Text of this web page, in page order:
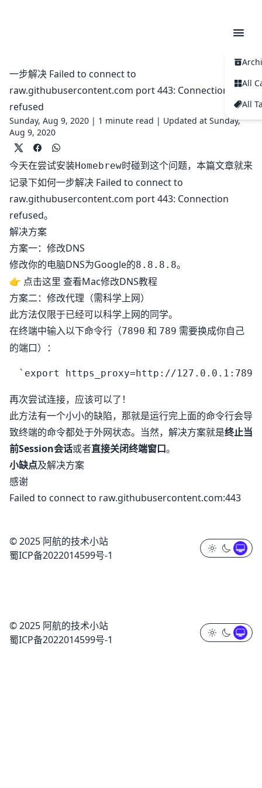
All
All
一步解决 Failed to connect to
raw.githubusercontent.com port 443: Connection
refused
Sunday, Aug 9, 2020 | 1 minute read | Updated at Sunday,
Aug 9, 2020
今天在尝试安装Homebrew时碰到这个问题，本篇文章就来
记录下如何一步解决 Failed to connect to
raw.githubusercontent.com port 443: Connection
refused。
解决方案
方案一：修改DNS
修改你的电脑DNS为Google的8.8.8.8。
👉 点击这里 查看Mac修改DNS教程
方案二：修改代理（需科学上网）
此方法仅限于已经可以科学上网的同学。
在终端中输入以下命令行（7890 和 789 需要换成你自己
的端口）：
再次尝试连接，应该可以了！
此方法有一个小小的缺陷，那就是运行完上面的命令行会导
致终端的命令都处于外网状态。当然，解决方案就是终止当
前Session会话或者直接关闭终端窗口。
小缺点及解决方案
感谢
Failed to connect to raw.githubusercontent.com:443
© 2025 阿航的技术小站
蜀ICP备2022014599号-1
© 2025 阿航的技术小站
蜀ICP备2022014599号-1